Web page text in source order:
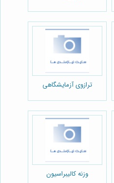
ترازوی آزمایشگاهی
وزنه کالیبراسیون